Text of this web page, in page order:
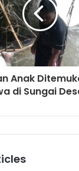
Anak
di Sungai